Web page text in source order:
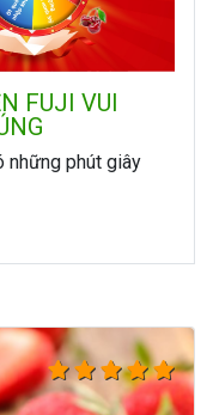
FUJI VUI
những phút giây